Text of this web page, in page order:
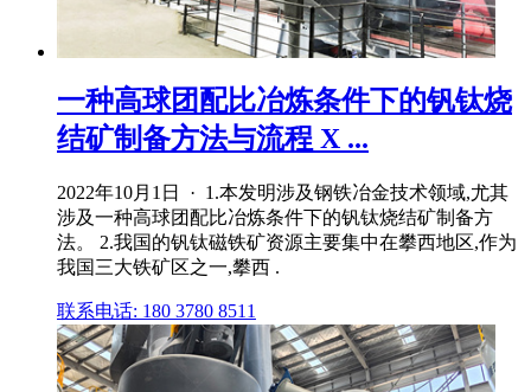
一种高球团配比冶炼条件下的钒钛烧
结矿制备方法与流程 X ...
2022年10月1日 · 1.本发明涉及钢铁冶金技术领域,尤其
涉及一种高球团配比冶炼条件下的钒钛烧结矿制备方
法。 2.我国的钒钛磁铁矿资源主要集中在攀西地区,作为
我国三大铁矿区之一,攀西 .
联系电话: 180 3780 8511